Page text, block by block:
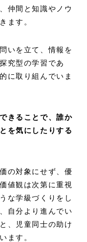
仲間と知識やノウ
ます。
いを立て、情報を
究型の学習であ
に取り組んでいま
きることで、誰か
を気にしたりする
の対象にせず、優
値観は次第に重視
な学級づくりをし
自分より進んでい
、児童同士の助け
ます。